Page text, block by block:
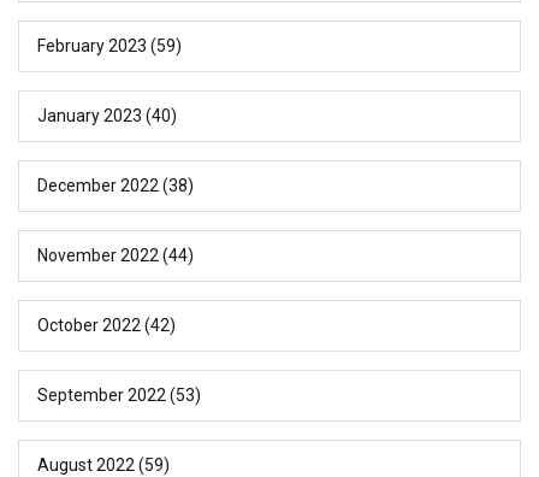
February 2023 (59)
January 2023 (40)
December 2022 (38)
November 2022 (44)
October 2022 (42)
September 2022 (53)
August 2022 (59)